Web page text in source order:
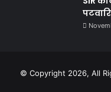
© Copyright 2026, All